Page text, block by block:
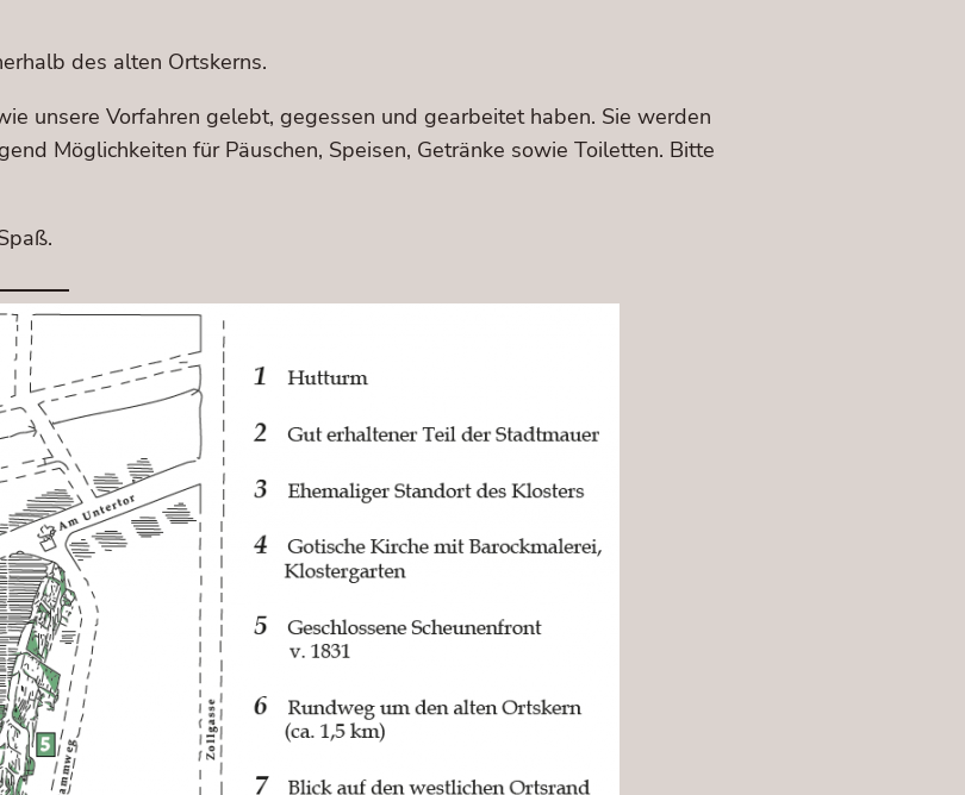
des alten Ortskerns.
unsere Vorfahren gelebt, gegessen und gearbeitet haben. Sie werden
Möglichkeiten für Päuschen, Speisen, Getränke sowie Toiletten. Bitte